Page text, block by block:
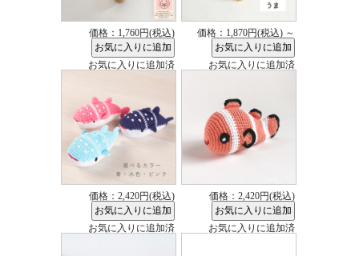
価格：1,760円(税込)
お気に入りに追加済
価格：1,870円(税込) ～
お気に入りに追加済
価格：2,420円(税込)
お気に入りに追加済
価格：2,420円(税込)
お気に入りに追加済